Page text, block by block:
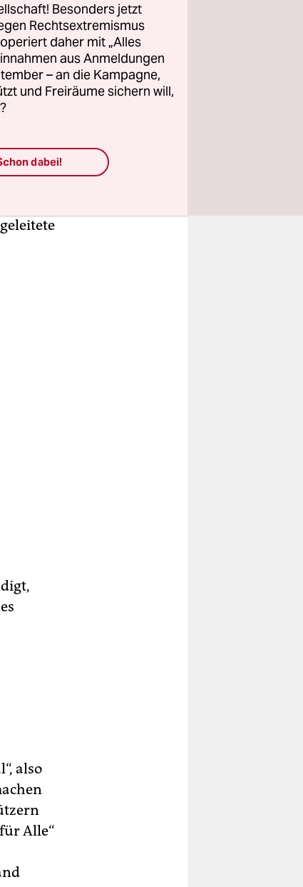
nun
also
Alle“
Besonders jetzt
Rechtsextremismus
daher mit „Alles
aus Anmeldungen
– an die Kampagne,
und Freiräume sichern will,
dabei!